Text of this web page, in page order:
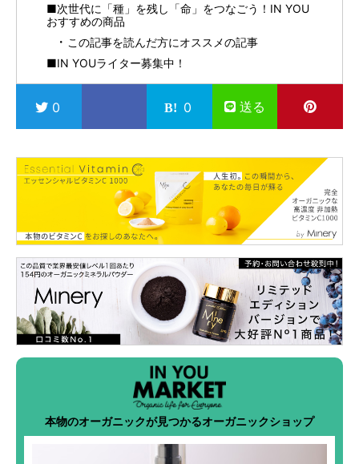
■次世代に「種」を残し「命」をつなごう！IN YOU
おすすめの商品
この記事を読んだ方にオススメの記事
■IN YOUライター募集中！
0 0 送る
本物のオーガニックが見つかるオーガニックショップ